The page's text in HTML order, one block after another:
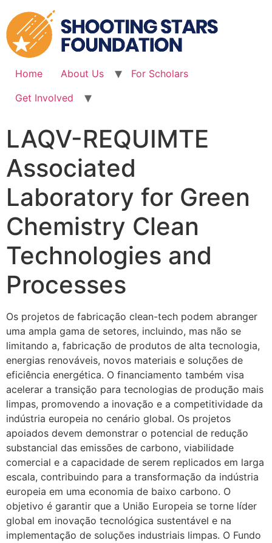
to
content
Home About Us
For Scholars
Get Involved
LAQV-REQUIMTE
Associated
Laboratory for Green
Chemistry Clean
Technologies and
Processes
Os projetos de fabricação clean-tech podem abranger
uma ampla gama de setores, incluindo, mas não se
limitando a, fabricação de produtos de alta tecnologia,
energias renováveis, novos materiais e soluções de
eficiência energética. O financiamento também visa
acelerar a transição para tecnologias de produção mais
limpas, promovendo a inovação e a competitividade da
indústria europeia no cenário global. Os projetos
apoiados devem demonstrar o potencial de redução
substancial das emissões de carbono, viabilidade
comercial e a capacidade de serem replicados em larga
escala, contribuindo para a transformação da indústria
europeia em uma economia de baixo carbono. O
objetivo é garantir que a União Europeia se torne líder
global em inovação tecnológica sustentável e na
implementação de soluções industriais limpas. O Fundo